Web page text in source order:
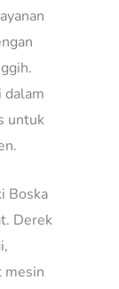
dalam
untuk
Boska
Derek
mesin